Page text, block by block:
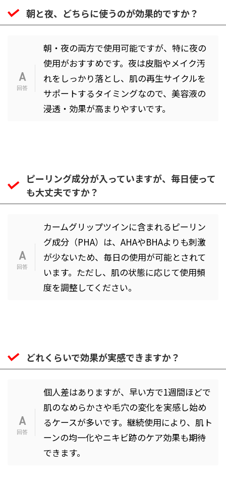
朝と夜、どちらに使うのが効果的ですか？
朝・夜の両方で使用可能ですが、特に夜の
使用がおすすめです。夜は皮脂やメイク汚
れをしっかり落とし、肌の再生サイクルを
サポートするタイミングなので、美容液の
浸透・効果が高まりやすいです。
ピーリング成分が入っていますが、毎日使って
も大丈夫ですか？
カームグリップツインに含まれるピーリン
グ成分（PHA）は、AHAやBHAよりも刺激
が少ないため、毎日の使用が可能とされて
います。ただし、肌の状態に応じて使用頻
度を調整してください。
どれくらいで効果が実感できますか？
個人差はありますが、早い方で1週間ほどで
肌のなめらかさや毛穴の変化を実感し始め
るケースが多いです。継続使用により、肌ト
ーンの均一化やニキビ跡のケア効果も期待
できます。